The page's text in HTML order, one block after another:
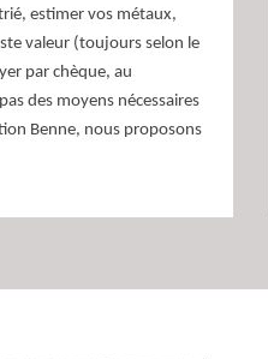
estimer vos métaux,
valeur (toujours selon le
par chèque, au
des moyens nécessaires
Benne, nous proposons